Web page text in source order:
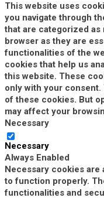
This website uses
you navigate through
that are categorized
browser as they are
functionalities of the
cookies that help us
this website. These
only with your
of these cookies. But
may affect your
Necessary
Necessary
Always Enabled
Necessary cookies
to function properly.
functionalities and